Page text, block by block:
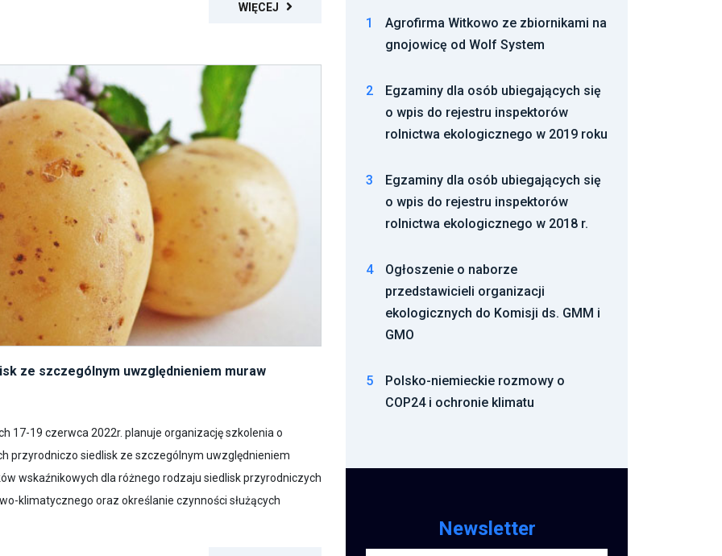
WIĘCEJ
ze szczególnym uwzględnieniem muraw
17-19 czerwca 2022r. planuje organizację szkolenia o
przyrodniczo siedlisk ze szczególnym uwzględnieniem
wskaźnikowych dla różnego rodzaju siedlisk przyrodniczych
klimatycznego oraz określanie czynności służących
1
Agrofirma Witkowo ze zbiornikami na
gnojowicę od Wolf System
2
Egzaminy dla osób ubiegających się
o wpis do rejestru inspektorów
rolnictwa ekologicznego w 2019 roku
3
Egzaminy dla osób ubiegających się
o wpis do rejestru inspektorów
rolnictwa ekologicznego w 2018 r.
4
Ogłoszenie o naborze
przedstawicieli organizacji
ekologicznych do Komisji ds. GMM i
GMO
5
Polsko-niemieckie rozmowy o
COP24 i ochronie klimatu
Newsletter